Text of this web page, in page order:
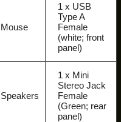
Mouse
1 x USB
Type A
Female
(white; front
panel)
Speakers
1 x Mini
Stereo Jack
Female
(Green; rear
panel)